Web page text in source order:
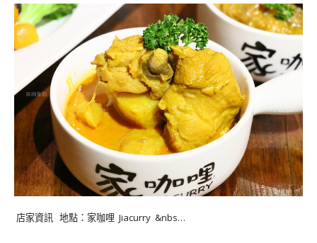
店家資訊 地點：家咖哩 Jiacurry &nbs…